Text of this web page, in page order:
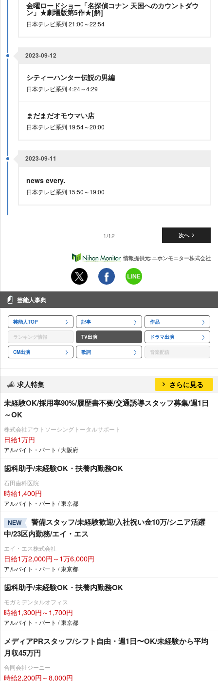
金曜ロードショー「名探偵コナン 天国へのカウントダウ
ン」★劇場版第5作★[解]
日本テレビ系列 21:00～22:54
2023-09-12
シティーハンター伝説の男編
日本テレビ系列 4:24～4:29
まだまだオモウマい店
日本テレビ系列 19:54～20:00
2023-09-11
news every.
日本テレビ系列 15:50～19:00
次へ
1/12
情報提供元:ニホンモニター株式会社
芸能人事典
芸能人TOP 記事 作品
ランキング情報 TV出演 ドラマ出演
CM出演 歌詞 音楽配信
求人特集 さらに見る
未経験OK/採用率90%/履歴書不要/交通誘導スタッフ募集/週1日
～OK
株式会社アウトソーシングトータルサポート
日給1万円
アルバイト・パート / 大阪府
歯科助手/未経験OK・扶養内勤務OK
石田歯科医院
時給1,400円
アルバイト・パート / 東京都
NEW
警備スタッフ/未経験歓迎/入社祝い金10万/シニア活躍
中/23区内勤務/エイ・エス
エイ・エス株式会社
日給1万2,000円～1万6,000円
アルバイト・パート / 東京都
歯科助手/未経験OK・扶養内勤務OK
モガミデンタルオフィス
時給1,300円～1,700円
アルバイト・パート / 東京都
メディアPRスタッフ/シフト自由・週1日〜OK/未経験から平均
月収45万円
合同会社ジーニー
時給2,200円～8,000円